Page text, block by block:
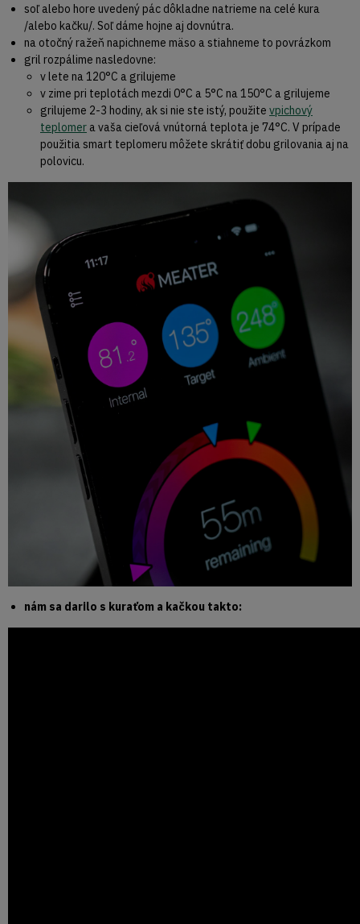
soľ alebo hore uvedený pác dôkladne natrieme na celé kura
/alebo kačku/. Soľ dáme hojne aj dovnútra.
na otočný ražeň napichneme mäso a stiahneme to povrázkom
gril rozpálime nasledovne:
v lete na 120°C a grilujeme
v zime pri teplotách mezdi 0°C a 5°C na 150°C a grilujeme
grilujeme 2-3 hodiny, ak si nie ste istý, použite vpichový
teplomer a vaša cieľová vnútorná teplota je 74°C. V prípade
použitia smart teplomeru môžete skrátiť dobu grilovania aj na
polovicu.
nám sa darilo s kuraťom a kačkou takto: